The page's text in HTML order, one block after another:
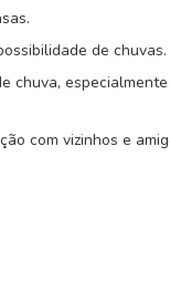
de chuvas.
chuva, especialmente
com vizinhos e